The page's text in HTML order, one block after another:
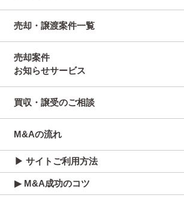
売却・譲渡案件一覧
売却案件
お知らせサービス
買収・譲受のご相談
M&Aの流れ
▶ サイトご利用方法
▶ M&A成功のコツ